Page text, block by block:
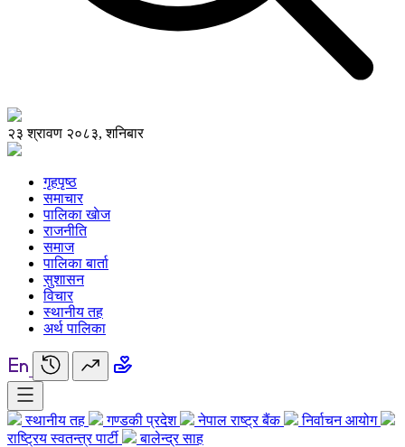
२३ श्रावण २०८३, शनिबार
गृहपृष्ठ
समाचार
पालिका खाेज
राजनीति
समाज
पालिका बार्ता
सुशासन
विचार
स्थानीय तह
अर्थ पालिका
स्थानीय तह गण्डकी प्रदेश नेपाल राष्ट्र बैंक
निर्वाचन आयोग
राष्ट्रिय स्वतन्त्र पार्टी
बालेन्द्र साह